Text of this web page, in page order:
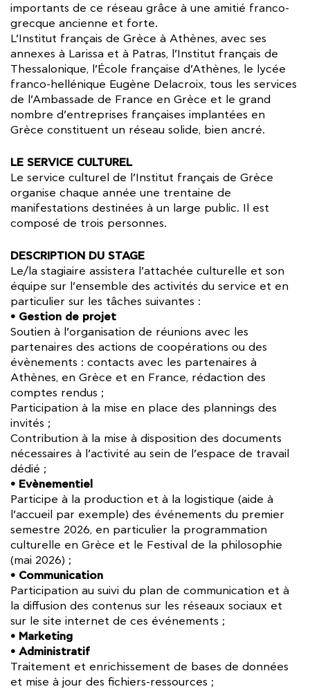
importants de ce réseau grâce à une amitié franco-
grecque ancienne et forte.
L’Institut français de Grèce à Athènes, avec ses
annexes à Larissa et à Patras, l’Institut français de
Thessalonique, l’École française d’Athènes, le lycée
franco-hellénique Eugène Delacroix, tous les services
de l’Ambassade de France en Grèce et le grand
nombre d’entreprises françaises implantées en
Grèce constituent un réseau solide, bien ancré.
LE SERVICE CULTUREL
Le service culturel de l’Institut français de Grèce
organise chaque année une trentaine de
manifestations destinées à un large public. Il est
composé de trois personnes.
DESCRIPTION DU STAGE
Le/la stagiaire assistera l’attachée culturelle et son
équipe sur l’ensemble des activités du service et en
particulier sur les tâches suivantes :
• Gestion de projet
Soutien à l’organisation de réunions avec les
partenaires des actions de coopérations ou des
évènements : contacts avec les partenaires à
Athènes, en Grèce et en France, rédaction des
comptes rendus ;
Participation à la mise en place des plannings des
invités ;
Contribution à la mise à disposition des documents
nécessaires à l’activité au sein de l’espace de travail
dédié ;
• Evènementiel
Participe à la production et à la logistique (aide à
l’accueil par exemple) des événements du premier
semestre 2026, en particulier la programmation
culturelle en Grèce et le Festival de la philosophie
(mai 2026) ;
• Communication
Participation au suivi du plan de communication et à
la diffusion des contenus sur les réseaux sociaux et
sur le site internet de ces événements ;
• Marketing
• Administratif
Traitement et enrichissement de bases de données
et mise à jour des fichiers-ressources ;